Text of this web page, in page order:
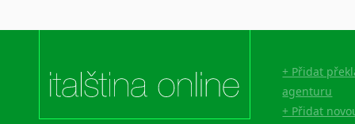
+ Přidat
agenturu
+ Přidat